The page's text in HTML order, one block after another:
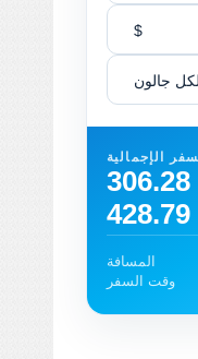
$
لكل جالون
الإجمالية
428.79
المسافة
وقت السفر